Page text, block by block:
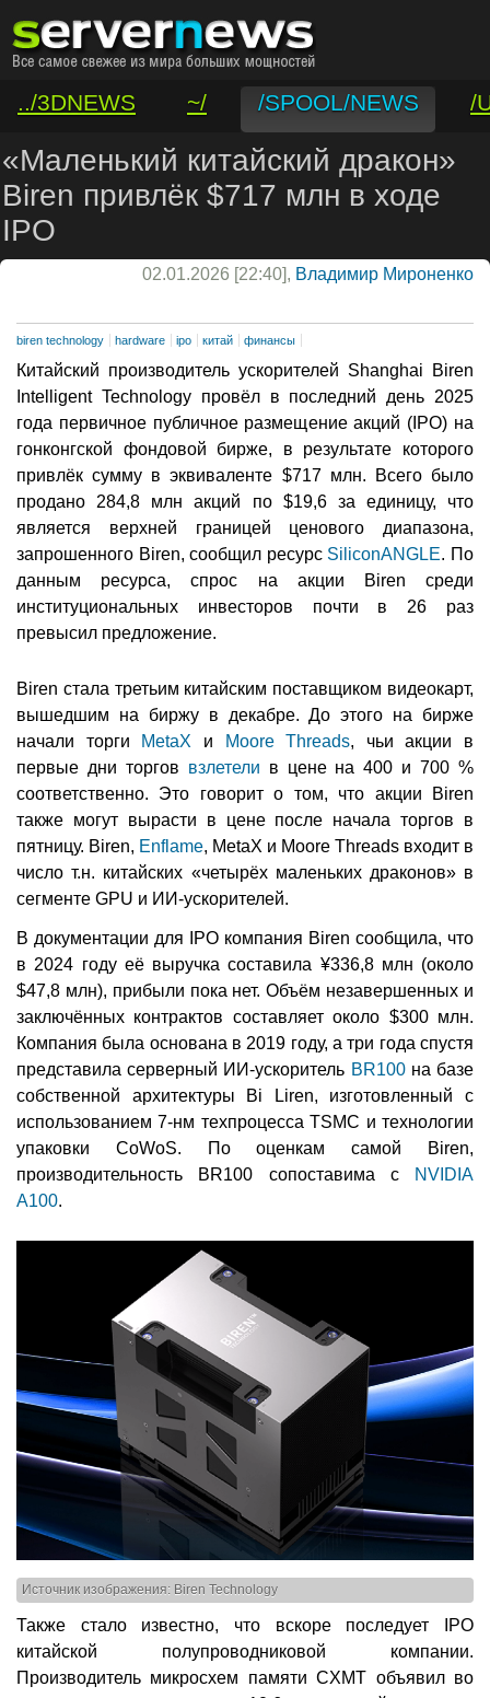
../3DNEWS ~/ /SPOOL/NEWS
/
/VAR/CONTACT
«Маленький китайский дракон»
Biren привлёк $717 млн в ходе
IPO
02.01.2026 [22:40], Владимир Мироненко
biren technology hardware ipo китай финансы
Китайский производитель ускорителей Shanghai Biren
Intelligent Technology провёл в последний день 2025
года первичное публичное размещение акций (IPO) на
гонконгской фондовой бирже, в результате которого
привлёк сумму в эквиваленте $717 млн. Всего было
продано 284,8 млн акций по $19,6 за единицу, что
является верхней границей ценового диапазона,
запрошенного Biren, сообщил ресурс SiliconANGLE. По
данным ресурса, спрос на акции Biren среди
институциональных инвесторов почти в 26 раз
превысил предложение.
Biren стала третьим китайским поставщиком видеокарт,
вышедшим на биржу в декабре. До этого на бирже
начали торги
MetaX и Moore Threads, чьи акции в
первые дни торгов взлетели в цене на 400 и 700 %
соответственно. Это говорит о том, что акции Biren
также могут вырасти в цене после начала торгов в
пятницу. Biren, Enflame, MetaX и Moore Threads входит в
число т.н. китайских «четырёх маленьких драконов» в
сегменте GPU и ИИ-ускорителей.
В документации для IPO компания Biren сообщила, что
в 2024 году её выручка составила ¥336,8 млн (около
$47,8 млн), прибыли пока нет. Объём незавершенных и
заключённых контрактов составляет около $300 млн.
Компания была основана в 2019 году, а три года спустя
представила серверный ИИ-ускоритель BR100на базе
собственной архитектуры Bi Liren, изготовленный с
использованием 7-нм техпроцесса TSMC и технологии
упаковки CoWoS. По оценкам самой Biren,
производительность BR100 сопоставима с
NVIDIA
A100.
Источник изображения: Biren Technology
Также стало известно, что вскоре последует IPO
китайской полупроводниковой компании.
Производитель микросхем памяти CXMT объявил во